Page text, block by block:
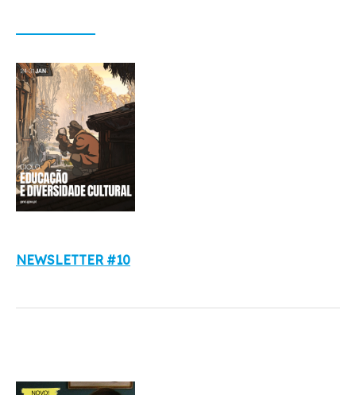
NEWSLETTER #10